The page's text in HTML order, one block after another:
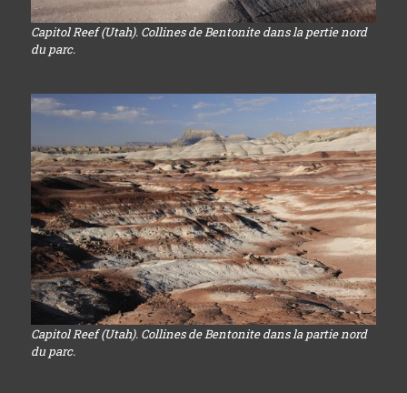
Capitol Reef (Utah). Collines de Bentonite dans la pertie nord
du parc.
Capitol Reef (Utah). Collines de Bentonite dans la partie nord
du parc.